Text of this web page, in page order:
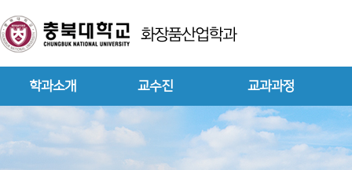
학과소개 교수진 교과과정